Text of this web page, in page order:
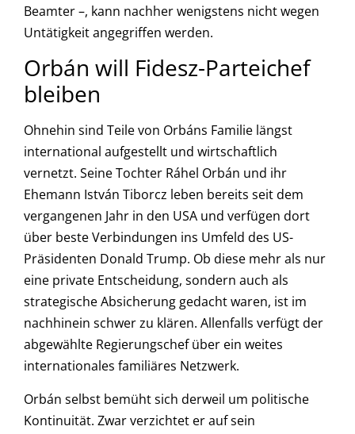
Beamter –, kann nachher wenigstens nicht wegen
Untätigkeit angegriffen werden.
Orbán will Fidesz-Parteichef
bleiben
Ohnehin sind Teile von Orbáns Familie längst
international aufgestellt und wirtschaftlich
vernetzt. Seine Tochter Ráhel Orbán und ihr
Ehemann István Tiborcz leben bereits seit dem
vergangenen Jahr in den USA und verfügen dort
über beste Verbindungen ins Umfeld des US-
Präsidenten Donald Trump. Ob diese mehr als nur
eine private Entscheidung, sondern auch als
strategische Absicherung gedacht waren, ist im
nachhinein schwer zu klären. Allenfalls verfügt der
abgewählte Regierungschef über ein weites
internationales familiäres Netzwerk.
Orbán selbst bemüht sich derweil um politische
Kontinuität. Zwar verzichtet er auf sein